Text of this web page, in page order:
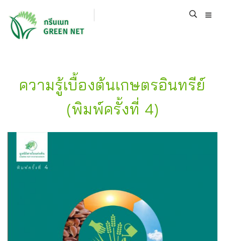
ความรู้เบื้องต้นเกษตรอินทรีย์
(พิมพ์ครั้งที่ 4)